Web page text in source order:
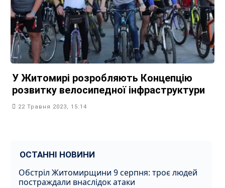
У Житомирі розробляють Концепцію
розвитку велосипедної інфраструктури
22 Травня 2023, 15:14
ОСТАННІ НОВИНИ
Обстріл Житомирщини 9 серпня: троє людей
постраждали внаслідок атаки